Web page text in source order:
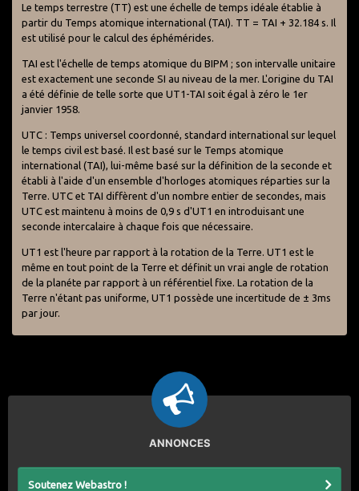
Le temps terrestre (TT) est une échelle de temps idéale établie à
partir du Temps atomique international (TAI). TT = TAI + 32.184 s. Il
est utilisé pour le calcul des éphémérides.
TAI est l'échelle de temps atomique du BIPM ; son intervalle unitaire
est exactement une seconde SI au niveau de la mer. L'origine du TAI
a été définie de telle sorte que UT1-TAI soit égal à zéro le 1er
janvier 1958.
UTC : Temps universel coordonné, standard international sur lequel
le temps civil est basé. Il est basé sur le Temps atomique
international (TAI), lui-même basé sur la définition de la seconde et
établi à l'aide d'un ensemble d'horloges atomiques réparties sur la
Terre. UTC et TAI diffèrent d'un nombre entier de secondes, mais
UTC est maintenu à moins de 0,9 s d'UT1 en introduisant une
seconde intercalaire à chaque fois que nécessaire.
UT1 est l'heure par rapport à la rotation de la Terre. UT1 est le
même en tout point de la Terre et définit un vrai angle de rotation
de la planéte par rapport à un référentiel fixe. La rotation de la
Terre n'étant pas uniforme, UT1 possède une incertitude de ± 3ms
par jour.
ANNONCES
Soutenez Webastro !